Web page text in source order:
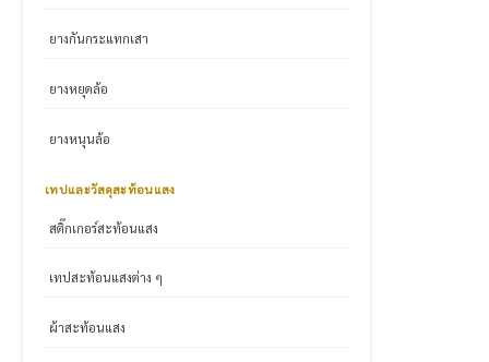
ยางกันกระแทกเสา
ยางหยุดล้อ
ยางหนุนล้อ
เทปและวัสดุสะท้อนแสง
สติ๊กเกอร์สะท้อนแสง
เทปสะท้อนแสงต่าง ๆ
ผ้าสะท้อนแสง